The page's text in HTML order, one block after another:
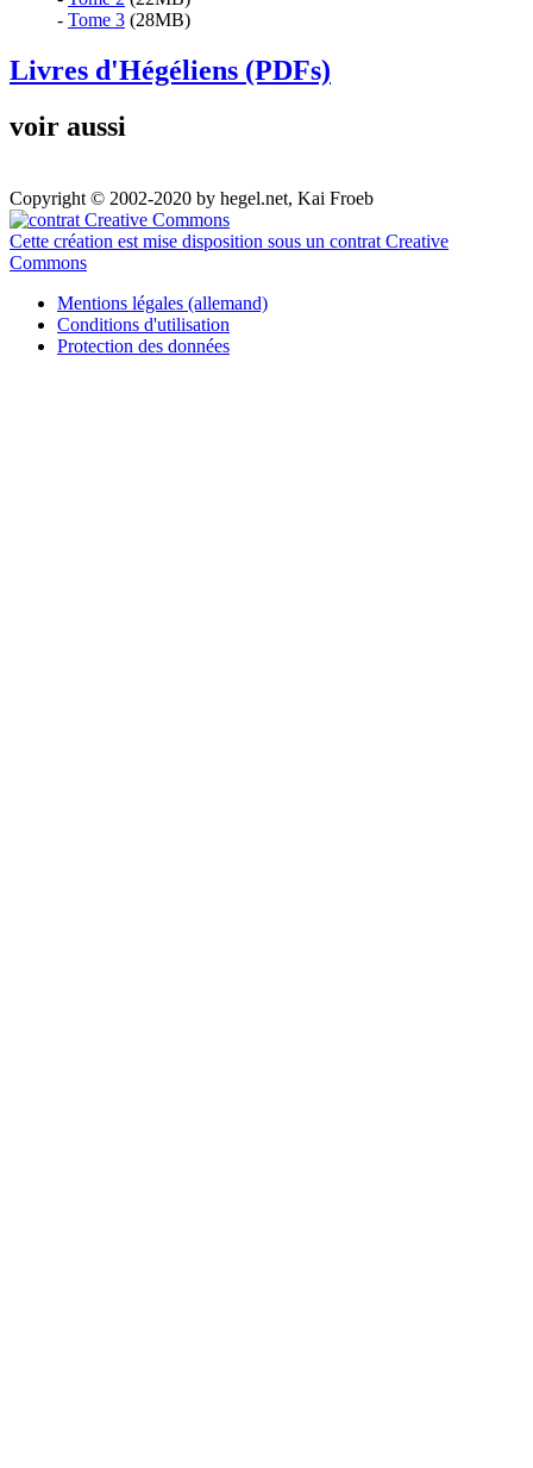
- Tome 3 (28MB)
Livres d'Hégéliens (PDFs)
voir aussi
Copyright © 2002-2020 by hegel.net, Kai Froeb
Cette création est mise disposition sous un contrat Creative
Commons
Mentions légales (allemand)
Conditions d'utilisation
Protection des données